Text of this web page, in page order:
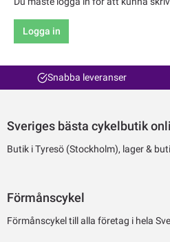
Logga in
Snabba leveranser
Sveriges bästa cykelbutik
Butik i Tyresö (Stockholm), lager &
Förmånscykel
Förmånscykel till alla företag i hela